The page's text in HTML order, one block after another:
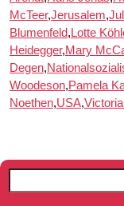
McTeer,Jerusalem,
Blumenfeld, Lotte
Heidegger,Mary
Degen,
Woodeson,Pamela
Noethen,USA,